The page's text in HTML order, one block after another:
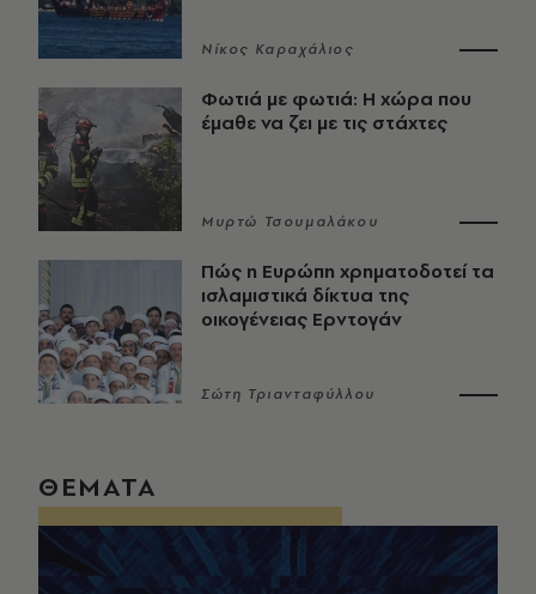
Νίκος Καραχάλιος
Φωτιά με φωτιά: Η χώρα που
έμαθε να ζει με τις στάχτες
Μυρτώ Τσουμαλάκου
Πώς η Ευρώπη χρηματοδοτεί τα
ισλαμιστικά δίκτυα της
οικογένειας Ερντογάν
Σώτη Τριανταφύλλου
ΘΕΜΑΤΑ